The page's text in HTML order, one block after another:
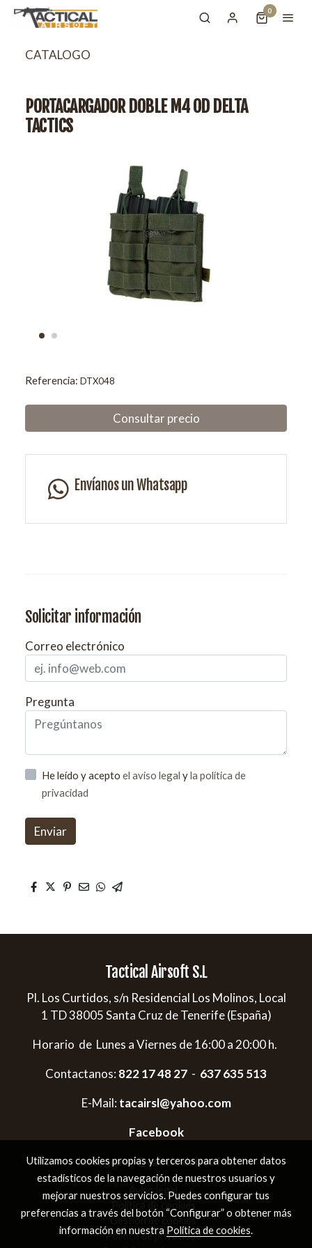
0
CATALOGO
PORTACARGADOR DOBLE M4 OD DELTA
TACTICS
Referencia: DTX048
Consultar precio
Envíanos un Whatsapp
Solicitar información
Correo electrónico
Pregunta
He leído y acepto el aviso legal yla política de
privacidad
Enviar
Tactical Airsoft S.L
Pl. Los Curtidos, s/n Residencial Los Molinos, Local
1 TD 38005 Santa Cruz de Tenerife (España)
Horario de Lunes a Viernes de 16:00 a 20:00 h.
Contactanos: 822 17 48 27 - 637 635 513
E-Mail: tacairsl@yahoo.com
Facebook
Instagram:@tacticalairsoftsl
Aviso legal
Gestión de cookies
Política de privacidad
Utilizamos cookies propias y terceros para obtener datos
estadísticos de la navegación de nuestros usuarios y
mejorar nuestros servicios. Puedes configurar tus
preferencias a través del botón “Configurar” o obtener más
información en nuestra Política de cookies.